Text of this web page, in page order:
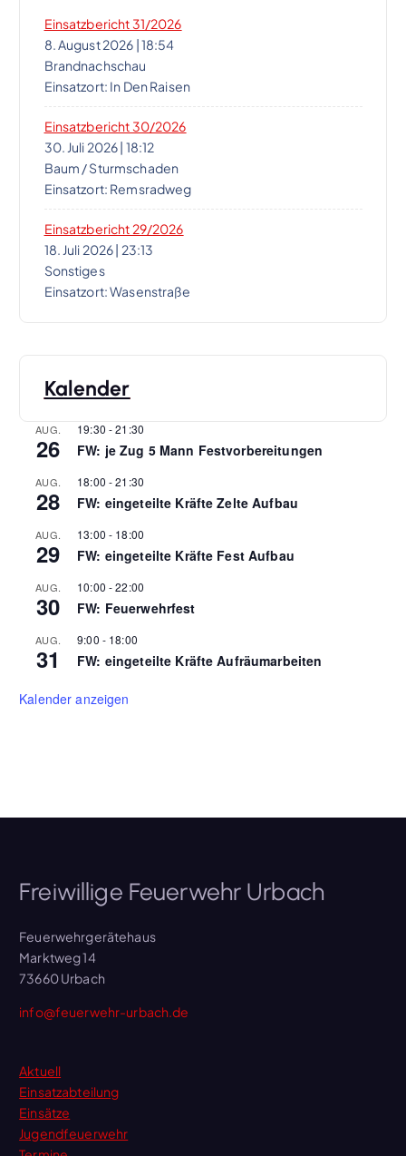
Einsatzbericht 31/2026
8. August 2026 |18:54
Brandnachschau
Einsatzort: In Den Raisen
Einsatzbericht 30/2026
30. Juli 2026| 18:12
Baum / Sturmschaden
Einsatzort: Remsradweg
Einsatzbericht 29/2026
18. Juli 2026| 23:13
Sonstiges
Einsatzort: Wasenstraße
Kalender
AUG.
26
19:30 -21:30
FW: je Zug 5 Mann Festvorbereitungen
AUG.
28
18:00 -21:30
FW: eingeteilte Kräfte Zelte Aufbau
AUG.
29
13:00 - 18:00
FW: eingeteilte Kräfte Fest Aufbau
AUG.
30
10:00 -22:00
FW: Feuerwehrfest
AUG.
31
9:00 - 18:00
FW: eingeteilte Kräfte Aufräumarbeiten
Kalender anzeigen
Freiwillige Feuerwehr Urbach
Feuerwehrgerätehaus
Marktweg 14
73660 Urbach
info@feuerwehr-urbach.de
Aktuell
Einsatzabteilung
Einsätze
Jugendfeuerwehr